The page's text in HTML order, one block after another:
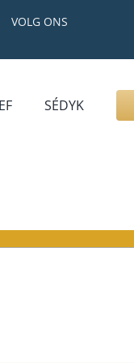
VOLG ONS
GRAFZERK
ALLLES
SÉDYK